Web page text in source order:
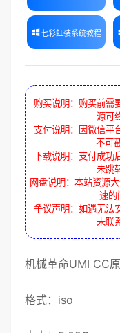
七彩虹装系统教程
购买说明：购买前需
源可
支付说明：因微信平
不可
下载说明：支付成
未跳
网盘说明：本站资源
速的
争议声明：如遇无法
未联
机械革命UMI CC
格式： iso